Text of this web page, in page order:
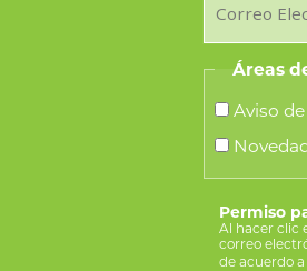
Áreas
Aviso
Permiso
Al hacer clic
correo
de acuerdo